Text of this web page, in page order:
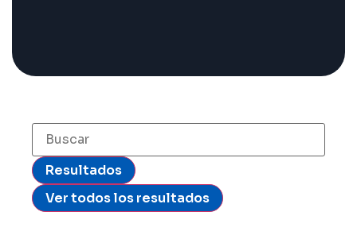
Resultados
Ver todos los resultados